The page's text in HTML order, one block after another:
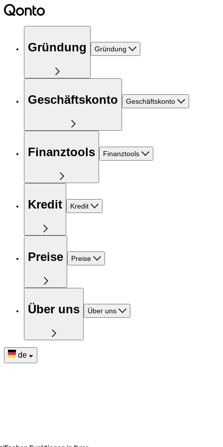
Gründung Gründung
Geschäftskonto Geschäftskonto
Finanztools Finanztools
Kredit Kredit
Preise Preise
Über uns Über uns
de